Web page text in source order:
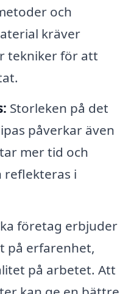
och
kräver
tekniker för att
Storleken på det
påverkar även
mer tid och
reflekteras i
företag erbjuder
på erfarenhet,
på arbetet. Att